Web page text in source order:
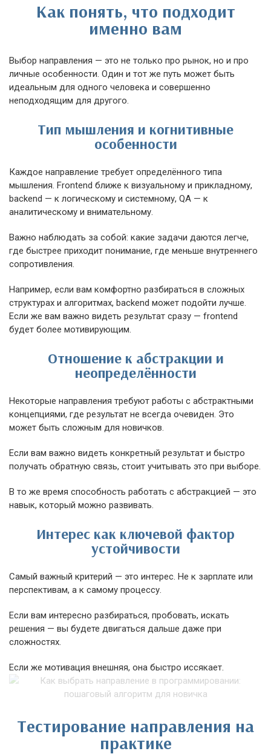
Как понять, что подходит
именно вам
Выбор направления — это не только про рынок, но и про
личные особенности. Один и тот же путь может быть
идеальным для одного человека и совершенно
неподходящим для другого.
Тип мышления и когнитивные
особенности
Каждое направление требует определённого типа
мышления. Frontend ближе к визуальному и прикладному,
backend — к логическому и системному, QA — к
аналитическому и внимательному.
Важно наблюдать за собой: какие задачи даются легче,
где быстрее приходит понимание, где меньше внутреннего
сопротивления.
Например, если вам комфортно разбираться в сложных
структурах и алгоритмах, backend может подойти лучше.
Если же вам важно видеть результат сразу — frontend
будет более мотивирующим.
Отношение к абстракции и
неопределённости
Некоторые направления требуют работы с абстрактными
концепциями, где результат не всегда очевиден. Это
может быть сложным для новичков.
Если вам важно видеть конкретный результат и быстро
получать обратную связь, стоит учитывать это при выборе.
В то же время способность работать с абстракцией — это
навык, который можно развивать.
Интерес как ключевой фактор
устойчивости
Самый важный критерий — это интерес. Не к зарплате или
перспективам, а к самому процессу.
Если вам интересно разбираться, пробовать, искать
решения — вы будете двигаться дальше даже при
сложностях.
Если же мотивация внешняя, она быстро иссякает.
Тестирование направления на
практике